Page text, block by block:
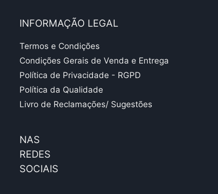
INFORMAÇÃO LEGAL
Termos e Condições
Condições Gerais de Venda e Entrega
Política de Privacidade - RGPD
Política da Qualidade
Livro de Reclamações/ Sugestões
NAS
REDES
SOCIAIS